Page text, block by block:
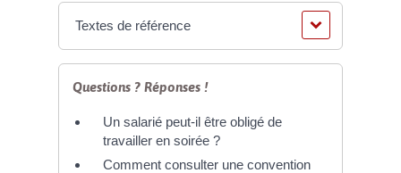
Textes de référence
Questions ? Réponses !
Un salarié peut-il être obligé de
travailler en soirée ?
Comment consulter une convention